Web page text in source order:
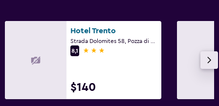
Hotel Trento
8,1
3 estrellas
$140